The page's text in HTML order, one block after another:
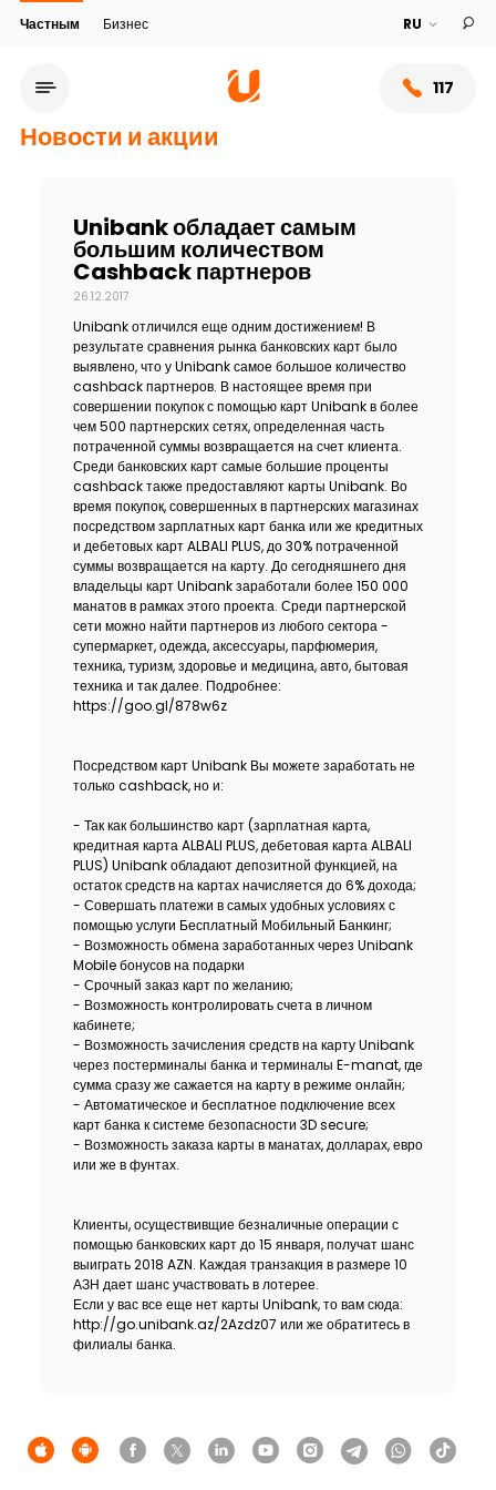
Частным Бизнес
117
Сеть обслуживания
О банке
Устойчивость
Кешбэк
Тарифы
Кадровые ресурсы
Новости и акции
Unibank обладает самым
большим количеством
Cashback партнеров
26.12.2017
Unibank отличился еще одним достижением! В
результате сравнения рынка банковских карт было
выявлено, что у Unibank самое большое количество
cashback партнеров. В настоящее время при
совершении покупок с помощью карт Unibank в более
чем 500 партнерских сетях, определенная часть
потраченной суммы возвращается на счет клиента.
Среди банковских карт самые большие проценты
cashback также предоставляют карты Unibank. Во
время покупок, совершенных в партнерских магазинах
посредством зарплатных карт банка или же кредитных
и дебетовых карт ALBALI PLUS, до 30% потраченной
суммы возвращается на карту. До сегодняшнего дня
владельцы карт Unibank заработали более 150 000
манатов в рамках этого проекта. Среди партнерской
сети можно найти партнеров из любого сектора -
супермаркет, одежда, аксессуары, парфюмерия,
техника, туризм, здоровье и медицина, авто, бытовая
техника и так далее. Подробнее:
https://goo.gl/878w6z
Посредством карт Unibank Вы можете заработать не
только cashback, но и:
- Так как большинство карт (зарплатная карта,
кредитная карта ALBALI PLUS, дебетовая карта ALBALI
PLUS) Unibank обладают депозитной функцией, на
остаток средств на картах начисляется до 6% дохода;
- Совершать платежи в самых удобных условиях с
помощью услуги Бесплатный Мобильный Банкинг;
- Возможность обмена заработанных через Unibank
Mobile бонусов на подарки
- Срочный заказ карт по желанию;
- Возможность контролировать счета в личном
кабинете;
- Возможность зачисления средств на карту Unibank
через постерминалы банка и терминалы E-manat, где
сумма сразу же сажается на карту в режиме онлайн;
- Автоматическое и бесплатное подключение всех
карт банка к системе безопасности 3D secure;
- Возможность заказа карты в манатах, долларах, евро
или же в фунтах.
Клиенты, осуществивщие безналичные операции с
помощью банковских карт до 15 января, получат шанс
выиграть 2018 AZN. Каждая транзакция в размере 10
АЗН дает шанс участвовать в лотерее.
Если у вас все еще нет карты Unibank, то вам сюда:
http://go.unibank.az/2Azdz07 или же обратитесь в
филиалы банка.